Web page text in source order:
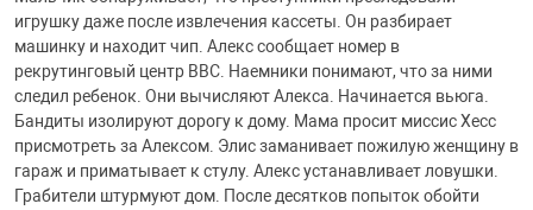
игрушку даже после извлечения кассеты. Он разбирает
машинку и находит чип. Алекс сообщает номер в
рекрутинговый центр ВВС. Наемники понимают, что за ними
следил ребенок. Они вычисляют Алекса. Начинается вьюга.
Бандиты изолируют дорогу к дому. Мама просит миссис Хесс
присмотреть за Алексом. Элис заманивает пожилую женщину в
гараж и приматывает к стулу. Алекс устанавливает ловушки.
Грабители штурмуют дом. После десятков попыток обойти